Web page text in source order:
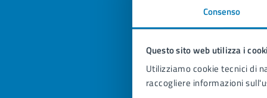
Consenso
Questo sito web utilizza i
Utilizziamo cookie tecnici di
raccogliere informazioni
Valuta